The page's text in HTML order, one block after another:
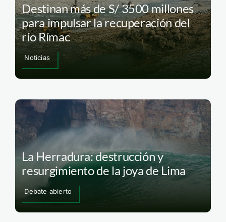
Destinan más de S/ 3500 millones
para impulsar la recuperación del
río Rímac
Noticias
La Herradura: destrucción y
resurgimiento de la joya de Lima
Debate abierto